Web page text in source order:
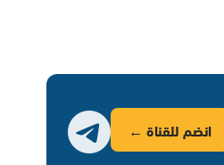
انضم للقناة ←